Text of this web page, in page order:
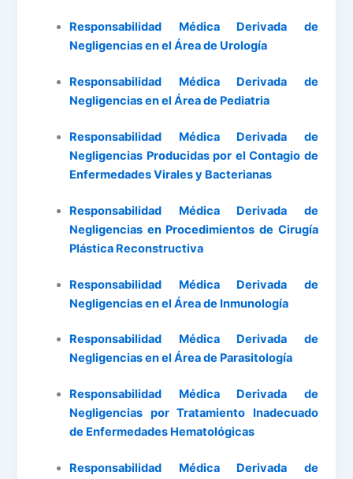
Responsabilidad Médica Derivada de
Negligencias en el Área de Urología
Responsabilidad Médica Derivada de
Negligencias en el Área de Pediatria
Responsabilidad Médica Derivada de
Negligencias Producidas por el Contagio de
Enfermedades Virales y Bacterianas
Responsabilidad Médica Derivada de
Negligencias en Procedimientos de Cirugía
Plástica Reconstructiva
Responsabilidad Médica Derivada de
Negligencias en el Área de Inmunología
Responsabilidad Médica Derivada de
Negligencias en el Área de Parasitología
Responsabilidad Médica Derivada de
Negligencias por Tratamiento Inadecuado
de Enfermedades Hematológicas
Responsabilidad Médica Derivada de